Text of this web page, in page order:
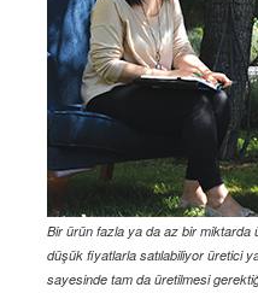
Bir ürün fazla ya da az bir
düşük fiyatlarla satılabiliyor üretici
sayesinde tam da üretilmesi